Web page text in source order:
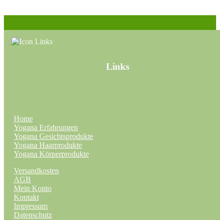
der
Links
Home
Yogana Erfahrungen
Yogana Gesichtsprodukte
Yogana Haarprodukte
Yogana Körperprodukte
Versandkosten
AGB
Mein Konto
Kontakt
Impressum
Datenschutz